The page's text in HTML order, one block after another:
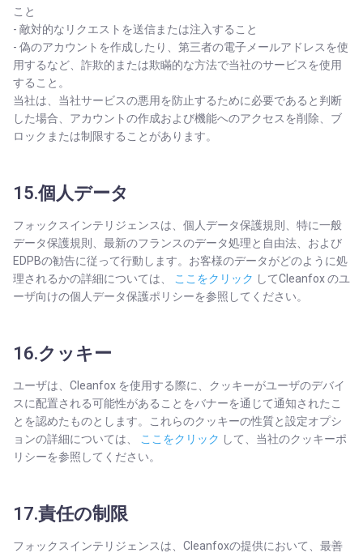
こと
- 敵対的なリクエストを送信または注入すること
- 偽のアカウントを作成したり、第三者の電子メールアドレスを使
用するなど、詐欺的または欺瞞的な方法で当社のサービスを使用
すること。
当社は、当社サービスの悪用を防止するために必要であると判断
した場合、アカウントの作成および機能へのアクセスを削除、ブ
ロックまたは制限することがあります。
15.個人データ
フォックスインテリジェンスは、個人データ保護規則、特に一般
データ保護規則、最新のフランスのデータ処理と自由法、および
EDPBの勧告に従って行動します。お客様のデータがどのように処
理されるかの詳細については、
ここをクリック してCleanfox のユ
ーザ向けの個人データ保護ポリシーを参照してください。
16.クッキー
ユーザは、Cleanfox を使用する際に、クッキーがユーザのデバイ
スに配置される可能性があることをバナーを通じて通知されたこ
とを認めたものとします。これらのクッキーの性質と設定オプシ
ョンの詳細については、
ここをクリック して、当社のクッキーポ
リシーを参照してください。
17.責任の制限
フォックスインテリジェンスは、Cleanfoxの提供において、最善